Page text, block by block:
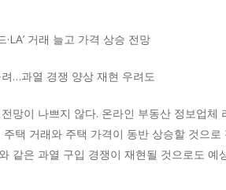
·LA’ 거래 늘고 가격 상승 전망
…과열 경쟁 양상 재현 우려도
망이 나쁘지 않다. 온라인 부동산 정보업
택 거래와 주택 가격이 동반 상승할 것으
같은 과열 구입 경쟁이 재현될 것으로도